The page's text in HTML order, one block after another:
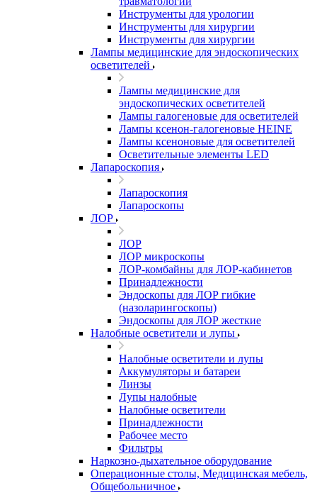
Инструменты для урологии
Инструменты для хирургии
Инструменты для хирургии
Лампы медицинские для эндоскопических
осветителей
Лампы медицинские для
эндоскопических осветителей
Лампы галогеновые для осветителей
Лампы ксенон-галогеновые HEINE
Лампы ксеноновые для осветителей
Осветительные элементы LED
Лапароскопия
Лапароскопия
Лапароскопы
ЛОР
ЛОР
ЛОР микроскопы
ЛОР-комбайны для ЛОР-кабинетов
Принадлежности
Эндоскопы для ЛОР гибкие
(назоларингоскопы)
Эндоскопы для ЛОР жесткие
Налобные осветители и лупы
Налобные осветители и лупы
Аккумуляторы и батареи
Линзы
Лупы налобные
Налобные осветители
Принадлежности
Рабочее место
Фильтры
Наркозно-дыхательное оборудование
Операционные столы, Медицинская мебель,
Общебольничное